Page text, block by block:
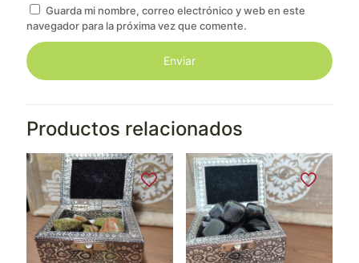
Guarda mi nombre, correo electrónico y web en este
navegador para la próxima vez que comente.
Productos relacionados